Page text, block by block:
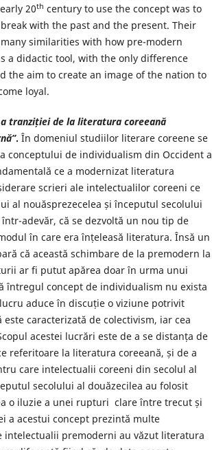
20th century to use the concept was to
with the past and the present. Their
similarities with how pre-modern
a didactic tool, with the only difference
the aim to create an image of the nation to
loyal.
tranziției de la literatura coreeană
. În domeniul studiilor literare coreene se
conceptului de individualism din Occident a
ce a modernizat literatura
scrieri ale intelectualilor coreeni ce
al nouăsprezecelea și începutul secolului
adevăr, că se dezvoltă un nou tip de
în care era înțeleasă literatura. Însă un
că această schimbare de la premodern la
ar fi putut apărea doar în urma unui
întregul concept de individualism nu exista
aduce în discuție o viziune potrivit
caracterizată de colectivism, iar cea
acestei lucrări este de a se distanța de
referitoare la literatura coreeană, și de a
care intelectualii coreeni din secolul al
secolului al douăzecilea au folosit
o iluzie a unei rupturi clare între trecut și
a acestui concept prezintă multe
premoderni au văzut literatura